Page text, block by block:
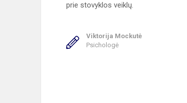
prie stovyklos veiklų.
Viktorija Mockutė
Psichologė